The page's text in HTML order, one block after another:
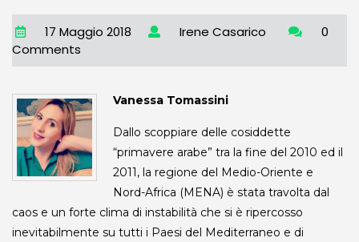
17 Maggio 2018 Irene Casarico
0
Comments
Vanessa Tomassini
Dallo scoppiare delle cosiddette
“primavere arabe” tra la fine del 2010 ed il
2011, la regione del Medio-Oriente e
Nord-Africa (MENA) è stata travolta dal
caos e un forte clima di instabilità che si è ripercosso
inevitabilmente su tutti i Paesi del Mediterraneo e di